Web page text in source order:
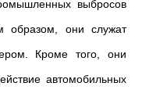
выбросов
образом, они служат
Кроме того, они
автомобильных